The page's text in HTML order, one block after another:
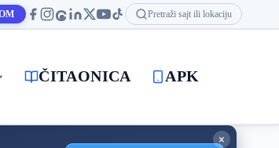
Pretraži sajt ili lokaciju
ČITAONICA APK
×